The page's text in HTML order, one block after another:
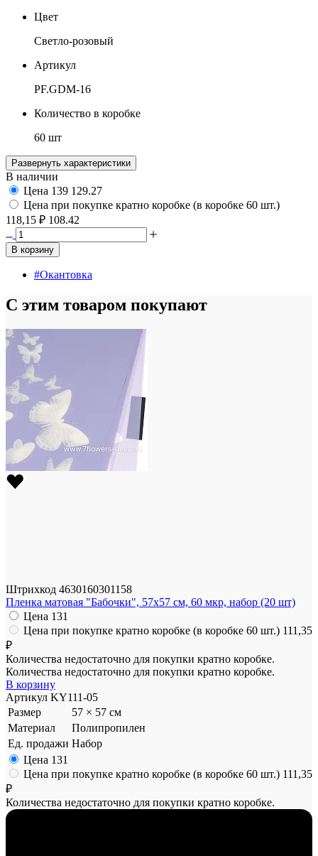
Цвет
Светло-розовый
Артикул
PF.GDM-16
Количество в коробке
60 шт
Развернуть характеристики
В наличии
Цена 139 129.27
Цена при покупке кратно коробке (в коробке 60 шт.)
118,15 ₽ 108.42
В корзину
#Окантовка
С этим товаром покупают
Штрихкод 4630160301158
Пленка матовая "Бабочки", 57x57 см, 60 мкр, набор (20 шт)
Цена 131
Цена при покупке кратно коробке (в коробке 60 шт.) 111,35
₽
Количества недостаточно для покупки кратно коробке.
Количества недостаточно для покупки кратно коробке.
В корзину
Артикул KY111-05
Размер
57 × 57 см
Материал
Полипропилен
Ед. продажи Набор
Цена 131
Цена при покупке кратно коробке (в коробке 60 шт.) 111,35
₽
Количества недостаточно для покупки кратно коробке.